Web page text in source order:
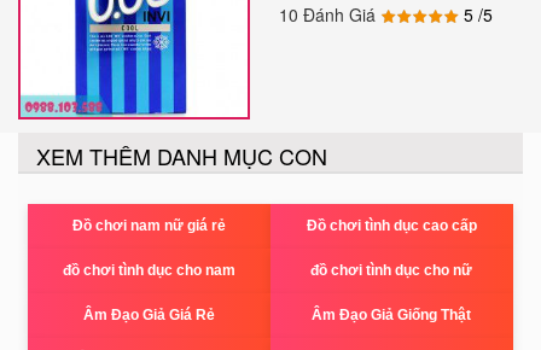
10 Đánh Giá 5/5
XEM THÊM DANH MỤC CON
Đồ chơi nam nữ giá rẻ Đồ chơi tình dục cao cấp
đồ chơi tình dục cho nam đồ chơi tình dục cho nữ
Âm Đạo Giả Giá Rẻ Âm Đạo Giả Giống Thật